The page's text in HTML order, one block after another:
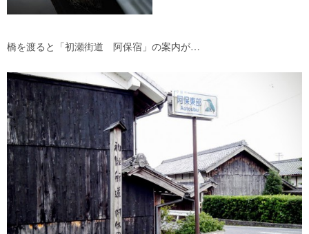
橋を渡ると「初瀬街道 阿保宿」の案内が…